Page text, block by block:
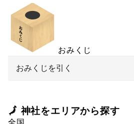
おみくじ
おみくじを引く
🗾 神社をエリアから探す